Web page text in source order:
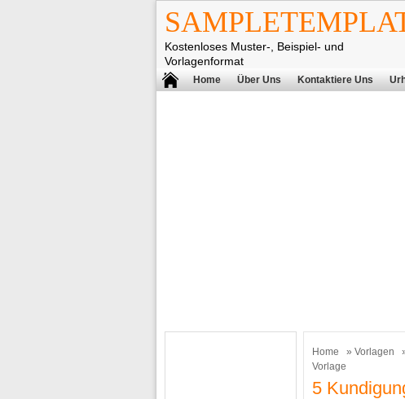
Kostenloses Muster-, Beispiel- und
Vorlagenformat
Home Über Uns Kontaktiere Uns
Home » Vorlagen
Vorlage
5